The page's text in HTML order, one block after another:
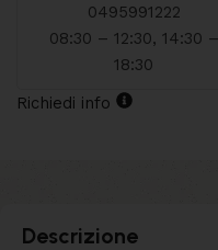
0495991222
08:30 – 12:30, 14:30 –
18:30
Richiedi info
Descrizione